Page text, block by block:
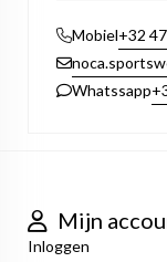
Mobiel+32
Whatssapp
Mijn
Inloggen